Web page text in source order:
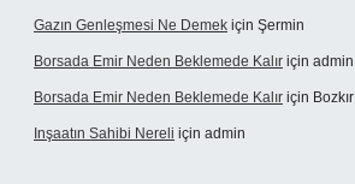
Gazın Genleşmesi Ne Demek için Şermin
Borsada Emir Neden Beklemede Kalır için admin
Borsada Emir Neden Beklemede Kalır için Bozkır
Inşaatın Sahibi Nereli için admin